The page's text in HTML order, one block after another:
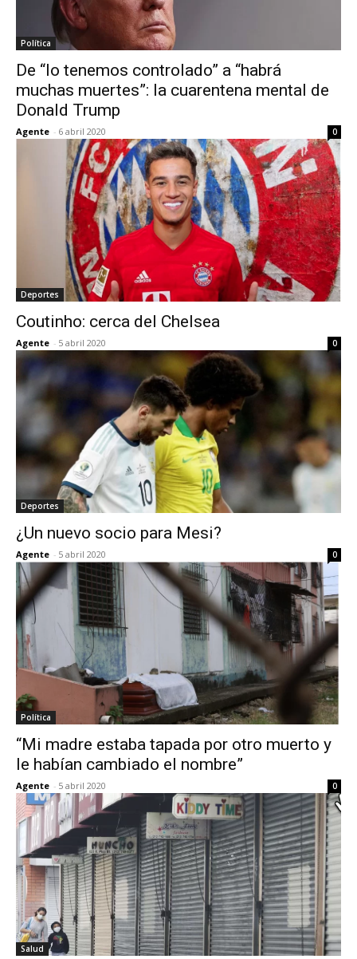
Política
De “lo tenemos controlado” a “habrá
muchas muertes”: la cuarentena mental de
Donald Trump
Agente - 6 abril 2020 0
Deportes
Coutinho: cerca del Chelsea
Agente - 5 abril 2020 0
Deportes
¿Un nuevo socio para Mesi?
Agente - 5 abril 2020 0
Política
“Mi madre estaba tapada por otro muerto y
le habían cambiado el nombre”
Agente - 5 abril 2020 0
Salud